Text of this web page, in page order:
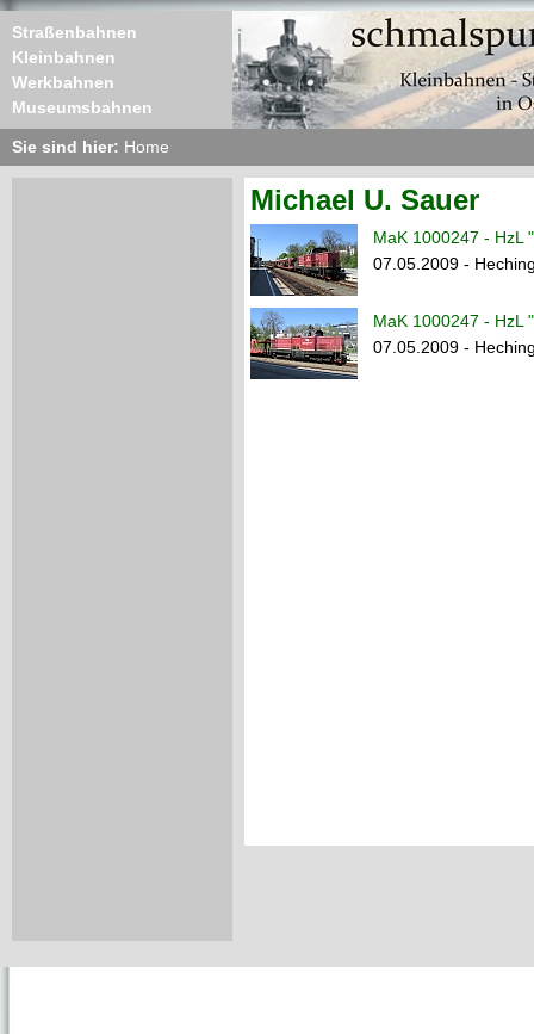
Straßenbahnen
Kleinbahnen
Werkbahnen
Museumsbahnen
Sie sind hier: Home
Michael U. Sauer
MaK 1000247 - HzL
07.05.2009 -
MaK 1000247 - HzL
07.05.2009 -